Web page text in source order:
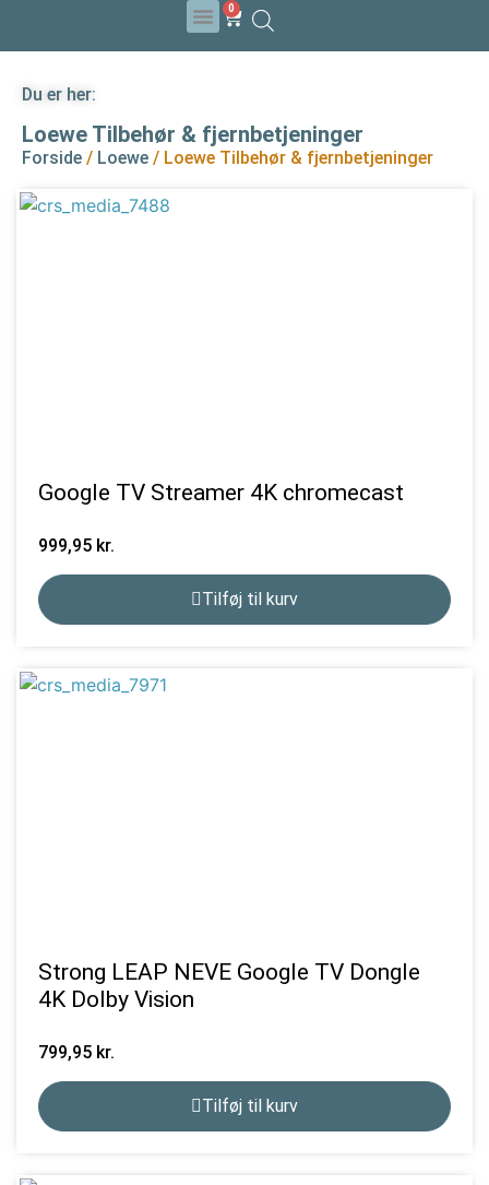
0
Du er her:
Loewe Tilbehør & fjernbetjeninger
Forside / Loewe / Loewe Tilbehør & fjernbetjeninger
Google TV Streamer 4K chromecast
999,95 kr.
Tilføj til kurv
Strong LEAP NEVE Google TV Dongle
4K Dolby Vision
799,95 kr.
Tilføj til kurv